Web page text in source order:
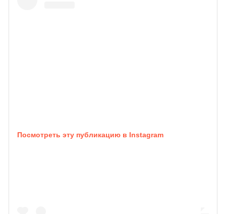
Посмотреть эту публикацию в Instagram